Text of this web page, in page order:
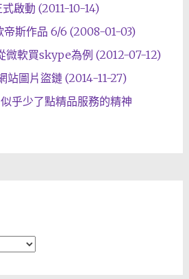
啟動 (2011-10-14)
帝斯作品 6/6 (2008-01-03)
微軟買skype為例 (2012-07-12)
站圖片盜鏈 (2014-11-27)
乎少了點精品服務的精神